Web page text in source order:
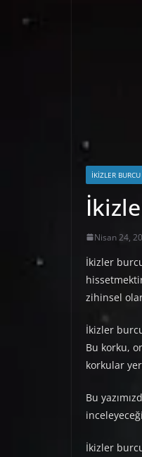
İKIZLER BURCU
Nisan 24,
İkizler
zihinsel
İkizler
Bu korku,
korkular
Bu
İkizler